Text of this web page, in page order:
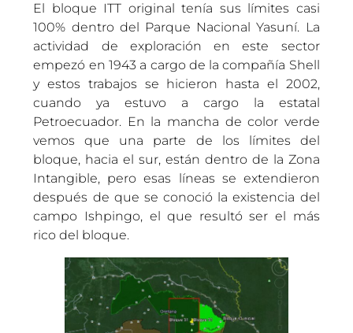
El bloque ITT original tenía sus límites casi
100% dentro del Parque Nacional Yasuní. La
actividad de exploración en este sector
empezó en 1943 a cargo de la compañía Shell
y estos trabajos se hicieron hasta el 2002,
cuando ya estuvo a cargo la estatal
Petroecuador. En la mancha de color verde
vemos que una parte de los límites del
bloque, hacia el sur, están dentro de la Zona
Intangible, pero esas líneas se extendieron
después de que se conoció la existencia del
campo Ishpingo, el que resultó ser el más
rico del bloque.